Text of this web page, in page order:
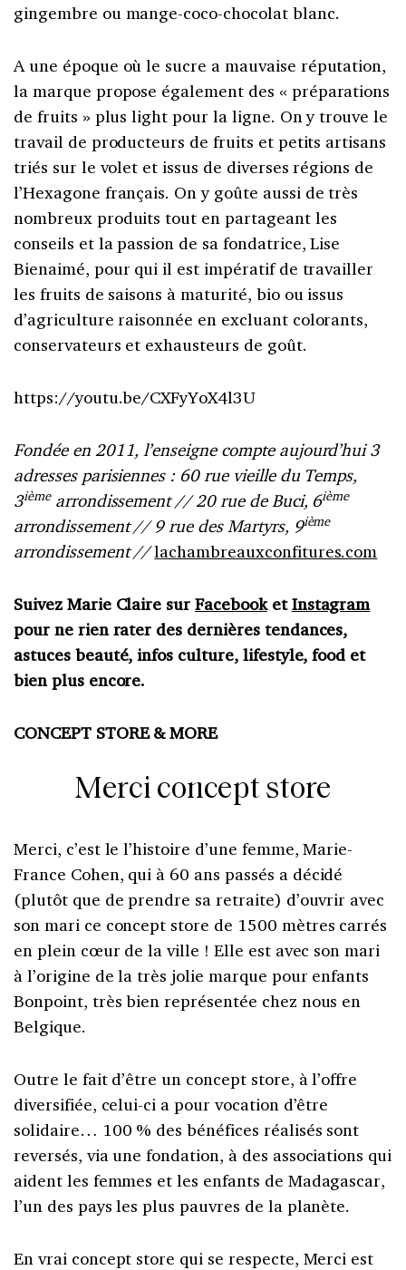
gingembre ou mange-coco-chocolat blanc.
A une époque où le sucre a mauvaise réputation,
la marque propose également des « préparations
de fruits » plus light pour la ligne. On y trouve le
travail de producteurs de fruits et petits artisans
triés sur le volet et issus de diverses régions de
l’Hexagone français. On y goûte aussi de très
nombreux produits tout en partageant les
conseils et la passion de sa fondatrice, Lise
Bienaimé, pour qui il est impératif de travailler
les fruits de saisons à maturité, bio ou issus
d’agriculture raisonnée en excluant colorants,
conservateurs et exhausteurs de goût.
https://youtu.be/CXFyYoX4l3U
Fondée en 2011, l’enseigne compte aujourd’hui 3
adresses parisiennes : 60 rue vieille du Temps,
3ièmearrondissement // 20 rue de Buci, 6ième
arrondissement // 9 rue des Martyrs, 9ième
arrondissement //lachambreauxconfitures.com
Suivez Marie Claire surFacebooketInstagram
pour ne rien rater des dernières tendances,
astuces beauté, infos culture, lifestyle, food et
bien plus encore.
CONCEPT STORE & MORE
Merci concept store
Merci, c’est le l’histoire d’une femme, Marie-
France Cohen, qui à 60 ans passés a décidé
(plutôt que de prendre sa retraite) d’ouvrir avec
son mari ce concept store de 1500 mètres carrés
en plein cœur de la ville ! Elle est avec son mari
à l’origine de la très jolie marque pour enfants
Bonpoint, très bien représentée chez nous en
Belgique.
Outre le fait d’être un concept store, à l’offre
diversifiée, celui-ci a pour vocation d’être
solidaire… 100 % des bénéfices réalisés sont
reversés, via une fondation, à des associations qui
aident les femmes et les enfants de Madagascar,
l’un des pays les plus pauvres de la planète.
En vrai concept store qui se respecte, Merci est